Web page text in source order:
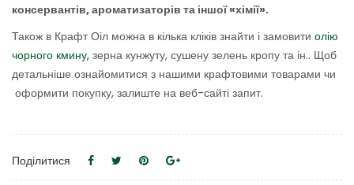
консервантів, ароматизаторів та іншої «хімії».
Також в Крафт Оіл можна в кілька кліків знайти і замовити олію
чорного кмину, зерна кунжуту, сушену зелень кропу та ін.. Щоб
детальніше ознайомитися з нашими крафтовими товарами чи
оформити покупку, залиште на веб-сайті запит.
Поділитися